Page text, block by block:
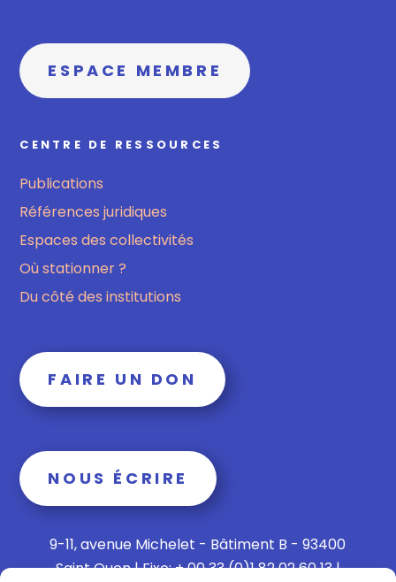
ESPACE MEMBRE
CENTRE DE RESSOURCES
Publications
Références juridiques
Espaces des collectivités
Où stationner ?
Du côté des institutions
FAIRE UN DON
NOUS ÉCRIRE
9-11, avenue Michelet - Bâtiment B - 93400
Saint Ouen | Fixe: + 00 33 (0)1 82 02 60 13 |